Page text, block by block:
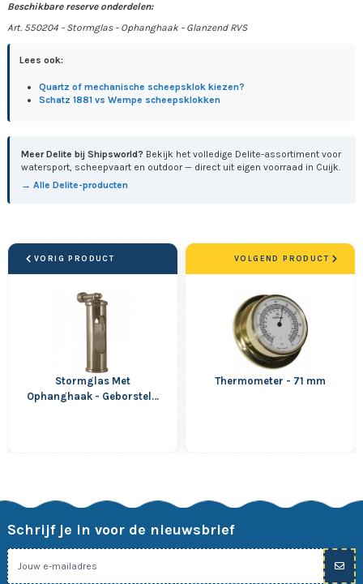
Beschikbare reserve onderdelen:
Art. 550204 - Stormglas - Ophanghaak - Glanzend RVS
Lees ook:
Quartz of mechanische scheepsklok kiezen?
Schatz 1881 vs Wempe scheepsklokken
Meer Delite bij Shipsworld? Bekijk het volledige Delite-assortiment voor
watersport, scheepvaart en outdoor — direct uit eigen voorraad in Cuijk.
→ Alle Delite-producten
VORIG PRODUCT
Stormglas Met
Ophanghaak - Geborsteld
Thermometer - 71 mm
VOLGEND PRODUCT
Schrijf je in voor de nieuwsbrief